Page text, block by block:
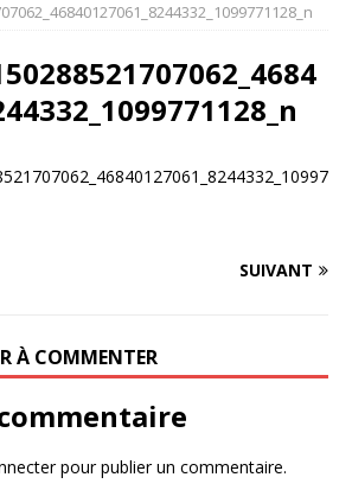
SUIVANT
À COMMENTER
pour publier un commentaire.